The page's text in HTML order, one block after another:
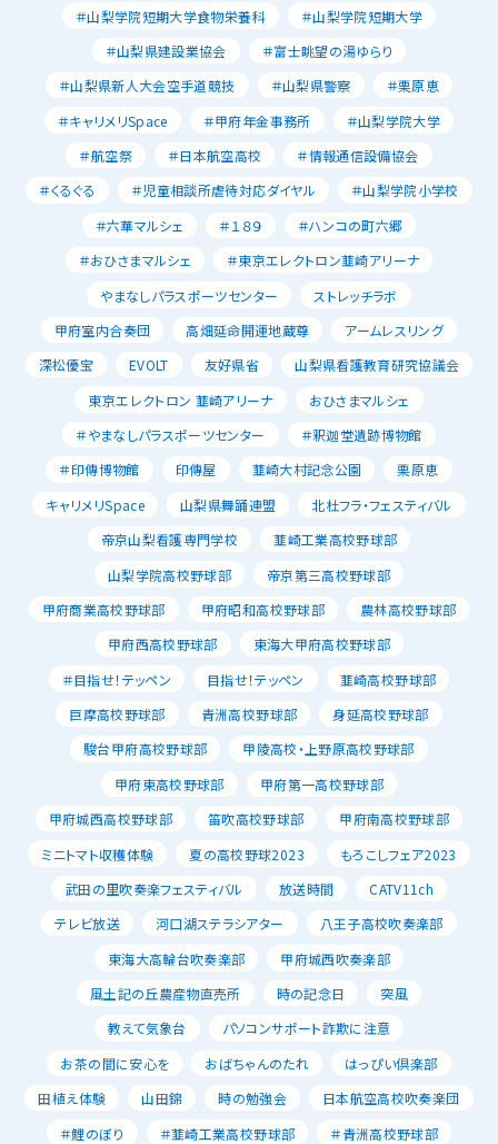
＃山梨学院短期大学食物栄養科
＃山梨学院短期大学
＃山梨県建設業協会
＃富士眺望の湯ゆらり
＃山梨県新人大会空手道競技
＃山梨県警察
＃栗原恵
＃キャリメリSpace
＃甲府年金事務所
＃山梨学院大学
＃航空祭
＃日本航空高校
＃情報通信設備協会
＃くるぐる
＃児童相談所虐待対応ダイヤル
＃山梨学院小学校
＃六華マルシェ
＃１８９
＃ハンコの町六郷
＃おひさまマルシェ
＃東京エレクトロン韮崎アリーナ
やまなしパラスポーツセンター
ストレッチラボ
甲府室内合奏団
高畑延命開運地蔵尊
アームレスリング
深松優宝
EVOLT 友好県省
山梨県看護教育研究協議会
東京エレクトロン 韮崎アリーナ
おひさまマルシェ
＃やまなしパラスポーツセンター
＃釈迦堂遺跡博物館
＃印傳博物館
印傳屋 韮崎大村記念公園
栗原恵
キャリメリSpace
山梨県舞踊連盟
北杜フラ・フェスティバル
帝京山梨看護専門学校
韮崎工業高校野球部
山梨学院高校野球部
帝京第三高校野球部
甲府商業高校野球部
甲府昭和高校野球部
農林高校野球部
甲府西高校野球部
東海大甲府高校野球部
＃目指せ！テッペン
目指せ！テッペン
韮崎高校野球部
巨摩高校野球部
青洲高校野球部
身延高校野球部
駿台甲府高校野球部
甲陵高校・上野原高校野球部
甲府東高校野球部
甲府第一高校野球部
甲府城西高校野球部
笛吹高校野球部
甲府南高校野球部
ミニトマト収穫体験
夏の高校野球2023
もろこしフェア2023
武田の里吹奏楽フェスティバル
放送時間
CATV11ch
テレビ放送
河口湖ステラシアター
八王子高校吹奏楽部
東海大高輪台吹奏楽部
甲府城西吹奏楽部
風土記の丘農産物直売所
時の記念日
突風
教えて気象台
パソコンサポート詐欺に注意
お茶の間に安心を
おばちゃんのたれ
はっぴい倶楽部
田植え体験
山田錦 時の勉強会
日本航空高校吹奏楽団
＃鯉のぼり
＃韮崎工業高校野球部
＃青洲高校野球部